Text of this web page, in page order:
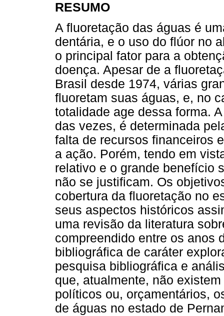
RESUMO
A fluoretação das águas é
dentária, e o uso do flúor no
o principal fator para a
doença. Apesar de a
Brasil desde 1974, várias
fluoretam suas águas, e, no
totalidade age dessa forma.
das vezes, é determinada
falta de recursos financeiros
a ação. Porém, tendo em
relativo e o grande benefício
não se justificam. Os
cobertura da fluoretação no
seus aspectos históricos
uma revisão da literatura
compreendido entre os anos
bibliográfica de caráter
pesquisa bibliográfica e
que, atualmente, não
políticos ou, orçamentários,
de águas no estado de